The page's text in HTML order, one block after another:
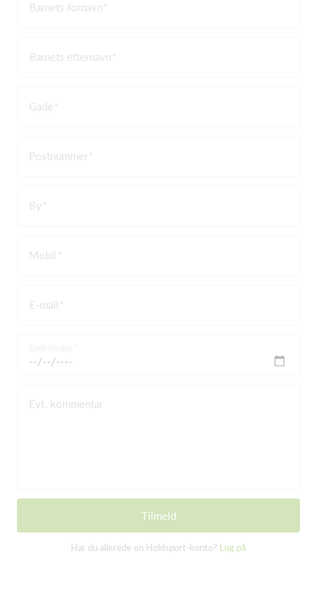
Barnets fornavn
Barnets efternavn
Gade
Postnummer
By
Mobil
E-mail
Evt. kommentar
Tilmeld
Har du allerede en Holdsport-konto? Log på